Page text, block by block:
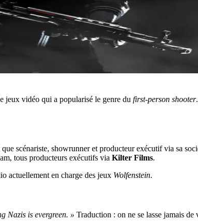
jeux vidéo qui a popularisé le genre du first-person shooter.
scénariste, showrunner et producteur exécutif via sa
tous producteurs exécutifs via Kilter Films.
actuellement en charge des jeux Wolfenstein.
Nazis is evergreen. » Traduction : on ne se lasse jamais de